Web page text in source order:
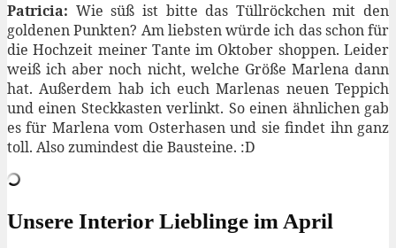
Patricia: Wie süß ist bitte das Tüllröckchen mit den
goldenen Punkten? Am liebsten würde ich das schon für
die Hochzeit meiner Tante im Oktober shoppen. Leider
weiß ich aber noch nicht, welche Größe Marlena dann
hat. Außerdem hab ich euch Marlenas neuen Teppich
und einen Steckkasten verlinkt. So einen ähnlichen gab
es für Marlena vom Osterhasen und sie findet ihn ganz
toll. Also zumindest die Bausteine. :D
Unsere Interior Lieblinge im April